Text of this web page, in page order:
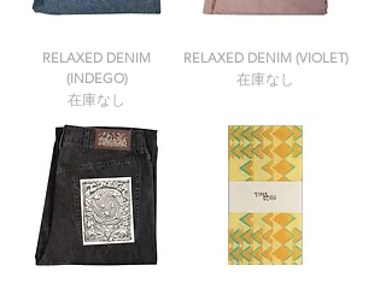
RELAXED DENIM
(INDEGO)
在庫なし
RELAXED DENIM (VIOLET)
在庫なし